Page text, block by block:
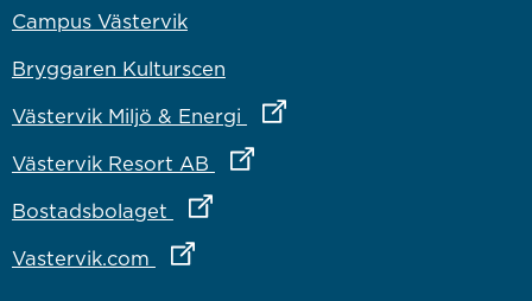
Campus Västervik
Bryggaren Kulturscen
Västervik Miljö & Energi
Länk till annan webbplats
Västervik Resort AB Länk till annan webbplats
Bostadsbolaget Länk till annan webbplats
Vastervik.com Länk till annan webbplats